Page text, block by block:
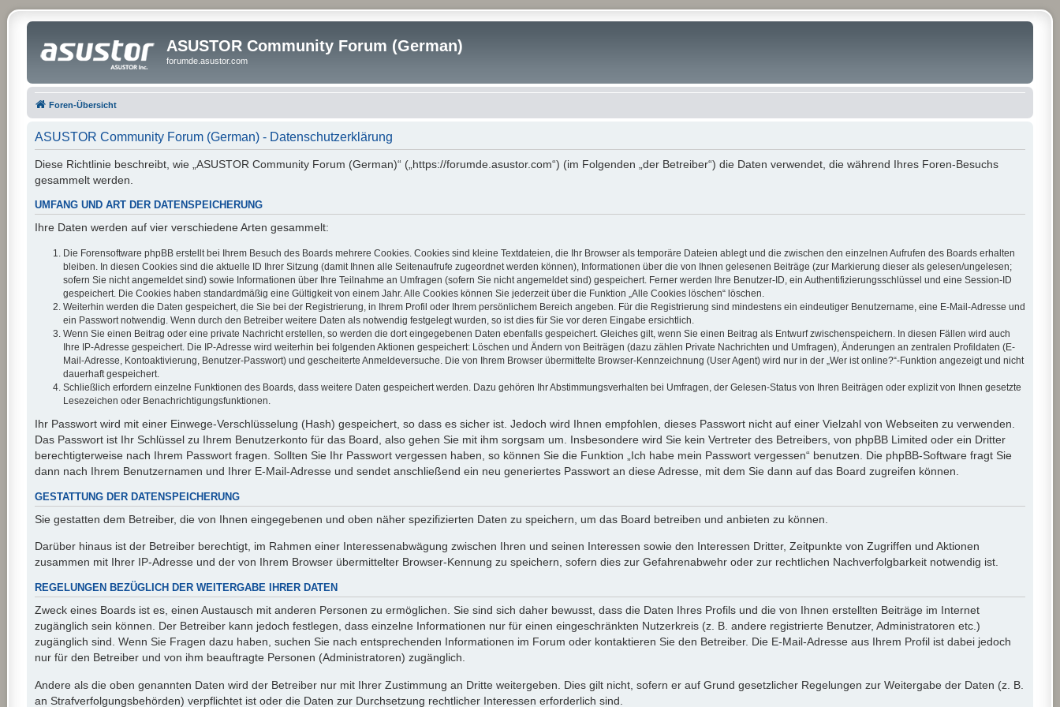
ASUSTOR Community Forum (German)
forumde.asustor.com
Foren-Übersicht
ASUSTOR Community Forum (German) - Datenschutzerklärung
Diese Richtlinie beschreibt, wie „ASUSTOR Community Forum (German)“ („https://forumde.asustor.com“) (im Folgenden „der Betreiber“) die Daten verwendet, die während Ihres Foren-Besuchs
gesammelt werden.
UMFANG UND ART DER DATENSPEICHERUNG
Ihre Daten werden auf vier verschiedene Arten gesammelt:
Die Forensoftware phpBB erstellt bei Ihrem Besuch des Boards mehrere Cookies. Cookies sind kleine Textdateien, die Ihr Browser als temporäre Dateien ablegt und die zwischen den einzelnen Aufrufen des Boards erhalten
bleiben. In diesen Cookies sind die aktuelle ID Ihrer Sitzung (damit Ihnen alle Seitenaufrufe zugeordnet werden können), Informationen über die von Ihnen gelesenen Beiträge (zur Markierung dieser als gelesen/ungelesen;
sofern Sie nicht angemeldet sind) sowie Informationen über Ihre Teilnahme an Umfragen (sofern Sie nicht angemeldet sind) gespeichert. Ferner werden Ihre Benutzer-ID, ein Authentifizierungsschlüssel und eine Session-ID
gespeichert. Die Cookies haben standardmäßig eine Gültigkeit von einem Jahr. Alle Cookies können Sie jederzeit über die Funktion „Alle Cookies löschen“ löschen.
Weiterhin werden die Daten gespeichert, die Sie bei der Registrierung, in Ihrem Profil oder Ihrem persönlichem Bereich angeben. Für die Registrierung sind mindestens ein eindeutiger Benutzername, eine E-Mail-Adresse und
ein Passwort notwendig. Wenn durch den Betreiber weitere Daten als notwendig festgelegt wurden, so ist dies für Sie vor deren Eingabe ersichtlich.
Wenn Sie einen Beitrag oder eine private Nachricht erstellen, so werden die dort eingegebenen Daten ebenfalls gespeichert. Gleiches gilt, wenn Sie einen Beitrag als Entwurf zwischenspeichern. In diesen Fällen wird auch
Ihre IP-Adresse gespeichert. Die IP-Adresse wird weiterhin bei folgenden Aktionen gespeichert: Löschen und Ändern von Beiträgen (dazu zählen Private Nachrichten und Umfragen), Änderungen an zentralen Profildaten (E-
Mail-Adresse, Kontoaktivierung, Benutzer-Passwort) und gescheiterte Anmeldeversuche. Die von Ihrem Browser übermittelte Browser-Kennzeichnung (User Agent) wird nur in der „Wer ist online?“-Funktion angezeigt und nicht
dauerhaft gespeichert.
Schließlich erfordern einzelne Funktionen des Boards, dass weitere Daten gespeichert werden. Dazu gehören Ihr Abstimmungsverhalten bei Umfragen, der Gelesen-Status von Ihren Beiträgen oder explizit von Ihnen gesetzte
Lesezeichen oder Benachrichtigungsfunktionen.
Ihr Passwort wird mit einer Einwege-Verschlüsselung (Hash) gespeichert, so dass es sicher ist. Jedoch wird Ihnen empfohlen, dieses Passwort nicht auf einer Vielzahl von Webseiten zu verwenden.
Das Passwort ist Ihr Schlüssel zu Ihrem Benutzerkonto für das Board, also gehen Sie mit ihm sorgsam um. Insbesondere wird Sie kein Vertreter des Betreibers, von phpBB Limited oder ein Dritter
berechtigterweise nach Ihrem Passwort fragen. Sollten Sie Ihr Passwort vergessen haben, so können Sie die Funktion „Ich habe mein Passwort vergessen“ benutzen. Die phpBB-Software fragt Sie
dann nach Ihrem Benutzernamen und Ihrer E-Mail-Adresse und sendet anschließend ein neu generiertes Passwort an diese Adresse, mit dem Sie dann auf das Board zugreifen können.
GESTATTUNG DER DATENSPEICHERUNG
Sie gestatten dem Betreiber, die von Ihnen eingegebenen und oben näher spezifizierten Daten zu speichern, um das Board betreiben und anbieten zu können.
Darüber hinaus ist der Betreiber berechtigt, im Rahmen einer Interessenabwägung zwischen Ihren und seinen Interessen sowie den Interessen Dritter, Zeitpunkte von Zugriffen und Aktionen
zusammen mit Ihrer IP-Adresse und der von Ihrem Browser übermittelter Browser-Kennung zu speichern, sofern dies zur Gefahrenabwehr oder zur rechtlichen Nachverfolgbarkeit notwendig ist.
REGELUNGEN BEZÜGLICH DER WEITERGABE IHRER DATEN
Zweck eines Boards ist es, einen Austausch mit anderen Personen zu ermöglichen. Sie sind sich daher bewusst, dass die Daten Ihres Profils und die von Ihnen erstellten Beiträge im Internet
zugänglich sein können. Der Betreiber kann jedoch festlegen, dass einzelne Informationen nur für einen eingeschränkten Nutzerkreis (z. B. andere registrierte Benutzer, Administratoren etc.)
zugänglich sind. Wenn Sie Fragen dazu haben, suchen Sie nach entsprechenden Informationen im Forum oder kontaktieren Sie den Betreiber. Die E-Mail-Adresse aus Ihrem Profil ist dabei jedoch
nur für den Betreiber und von ihm beauftragte Personen (Administratoren) zugänglich.
Andere als die oben genannten Daten wird der Betreiber nur mit Ihrer Zustimmung an Dritte weitergeben. Dies gilt nicht, sofern er auf Grund gesetzlicher Regelungen zur Weitergabe der Daten (z. B.
an Strafverfolgungsbehörden) verpflichtet ist oder die Daten zur Durchsetzung rechtlicher Interessen erforderlich sind.